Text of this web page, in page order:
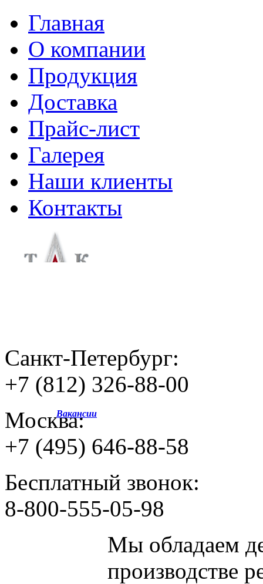
Главная
О компании
Продукция
Доставка
Прайс-лист
Галерея
Наши клиенты
Контакты
Санкт-Петербург:
+7 (812) 326-88-00
Москва:
+7 (495) 646-88-58
Бесплатный звонок:
8-800-555-05-98
Мы обладаем
производстве
Вакансии